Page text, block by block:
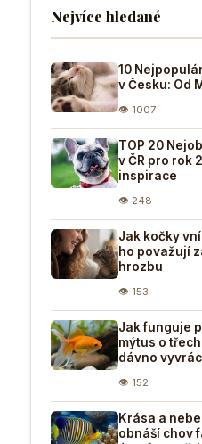
Nejvíce hledané
10
v Česku: Od
👁 1007
TOP 20
v ČR pro rok
inspirace
👁 248
Jak kočky
ho považují
hrozbu
👁 153
Jak funguje
mýtus o
dávno
👁 152
Krása a
obnáší chov